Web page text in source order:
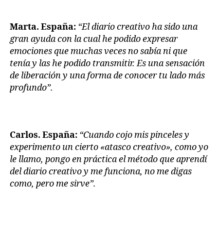
Marta. España: “El diario creativo ha sido una
gran ayuda con la cual he podido expresar
emociones que muchas veces no sabía ni que
tenía y las he podido transmitir. Es una sensación
de liberación y una forma de conocer tu lado más
profundo”.
Carlos. España: “Cuando cojo mis pinceles y
experimento un cierto «atasco creativo», como yo
le llamo, pongo en práctica el método que aprendí
del diario creativo y me funciona, no me digas
como, pero me sirve”.